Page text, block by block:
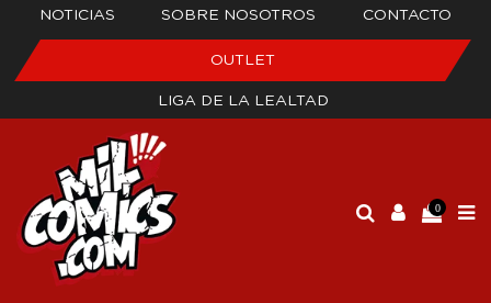
NOTICIAS SOBRE NOSOTROS CONTACTO
OUTLET
LIGA DE LA LEALTAD
0